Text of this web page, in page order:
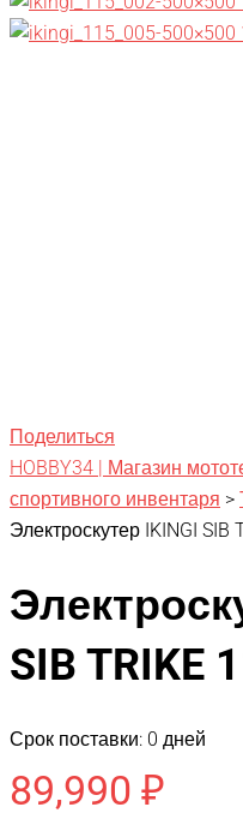
Поделиться
HOBBY34 | Магазин
спортивного инвентаря >
Электроскутер IKINGI SIB
SIB TRIKE
Срок поставки: 0 дней
89,990 ₽